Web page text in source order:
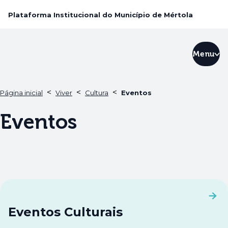
Plataforma Institucional do Município de Mértola
Menu
Página inicial < Viver < Cultura < Eventos
Eventos
Eventos Culturais